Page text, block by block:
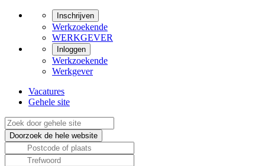
Inschrijven
Werkzoekende
WERKGEVER
Inloggen
Werkzoekende
Werkgever
Vacatures
Gehele site